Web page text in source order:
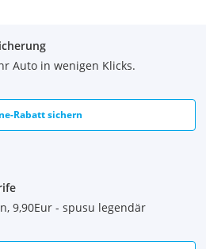
Auto in wenigen Klicks.
Rabatt sichern
9,90Eur - spusu legendär